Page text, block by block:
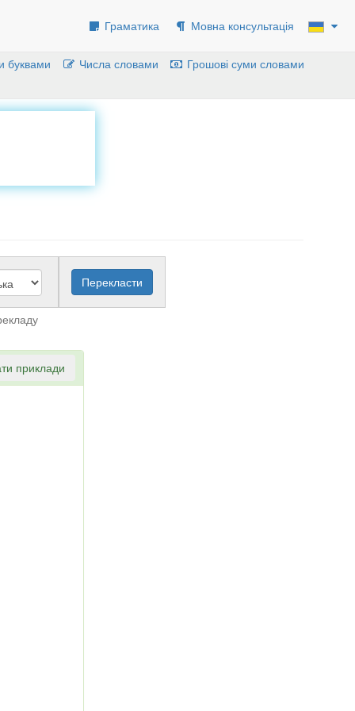
Граматика Мовна консультація
буквами Числа словами
Грошові суми словами
приклади